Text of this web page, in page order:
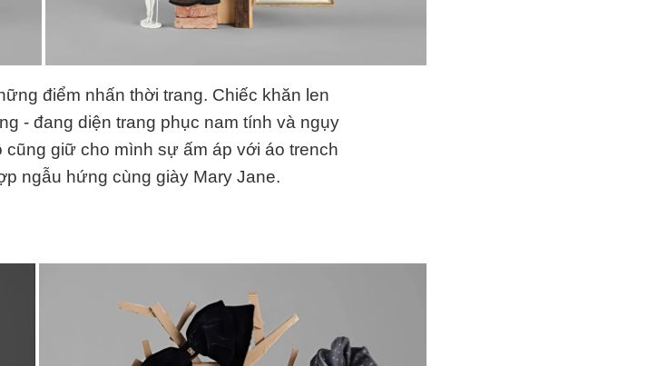
điểm nhấn thời trang. Chiếc khăn len
- đang diện trang phục nam tính và ngụy
giữ cho mình sự ấm áp với áo trench
ngẫu hứng cùng giày Mary Jane.